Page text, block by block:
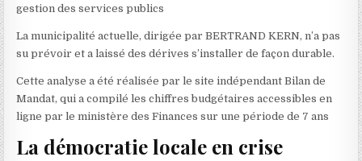
gestion des services publics
La municipalité actuelle, dirigée par BERTRAND KERN, n’a pas
su prévoir et a laissé des dérives s’installer de façon durable.
Cette analyse a été réalisée par le site indépendant Bilan de
Mandat, qui a compilé les chiffres budgétaires accessibles en
ligne par le ministère des Finances sur une période de 7 ans
La démocratie locale en crise